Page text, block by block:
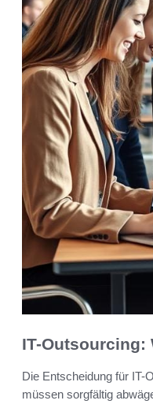
IT-Outsourcing:
Die Entscheidung für IT-
müssen sorgfältig